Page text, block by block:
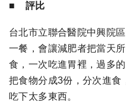
■ 評比
台北市立聯合醫院中興院
一餐，會讓減肥者把當天
食，一次吃進胃裡，過多
把食物分成3份，分次進食
吃下太多東西。